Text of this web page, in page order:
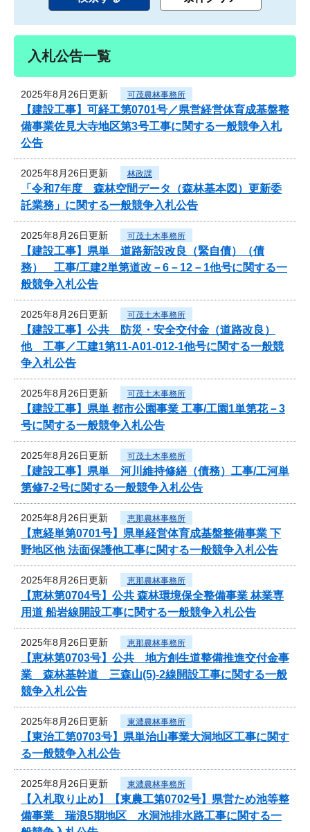
入札公告一覧
2025年8月26日更新 可茂農林事務所
【建設工事】可経工第0701号／県営経営体育成基盤整
備事業佐見大寺地区第3号工事に関する一般競争入札
公告
2025年8月26日更新 林政課
「令和7年度 森林空間データ（森林基本図）更新委
託業務」に関する一般競争入札公告
2025年8月26日更新 可茂土木事務所
【建設工事】県単 道路新設改良（緊自債）（債
務） 工事/工建2単第道改－6－12－1他号に関する一
般競争入札公告
2025年8月26日更新 可茂土木事務所
【建設工事】公共 防災・安全交付金（道路改良）
他 工事／工建1第11-A01-012-1他号に関する一般競
争入札公告
2025年8月26日更新 可茂土木事務所
【建設工事】県単 都市公園事業 工事/工園1単第花－3
号に関する一般競争入札公告
2025年8月26日更新 可茂土木事務所
【建設工事】県単 河川維持修繕（債務）工事/工河単
第修7-2号に関する一般競争入札公告
2025年8月26日更新 恵那農林事務所
【恵経単第0701号】県単経営体育成基盤整備事業 下
野地区他 法面保護他工事に関する一般競争入札公告
2025年8月26日更新 恵那農林事務所
【恵林第0704号】公共 森林環境保全整備事業 林業専
用道 船岩線開設工事に関する一般競争入札公告
2025年8月26日更新 恵那農林事務所
【恵林第0703号】公共 地方創生道整備推進交付金事
業 森林基幹道 三森山(5)-2線開設工事に関する一般
競争入札公告
2025年8月26日更新 東濃農林事務所
【東治工第0703号】県単治山事業大洞地区工事に関す
る一般競争入札公告
2025年8月26日更新 東濃農林事務所
【入札取り止め】【東農工第0702号】県営ため池等整
備事業 瑞浪5期地区 水洞池排水路工事に関する一